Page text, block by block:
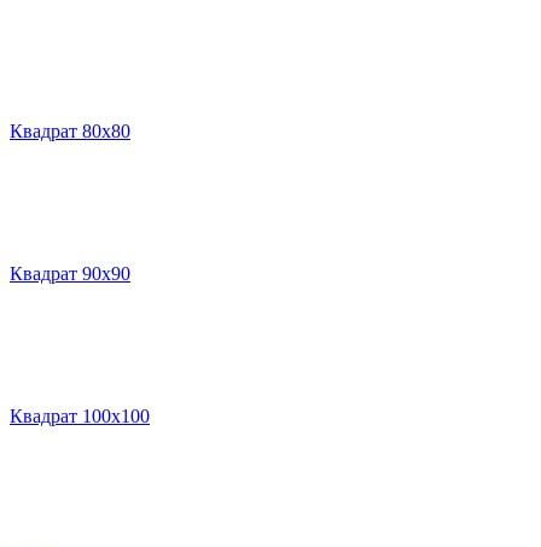
Квадрат 80х80
Квадрат 90х90
Квадрат 100х100